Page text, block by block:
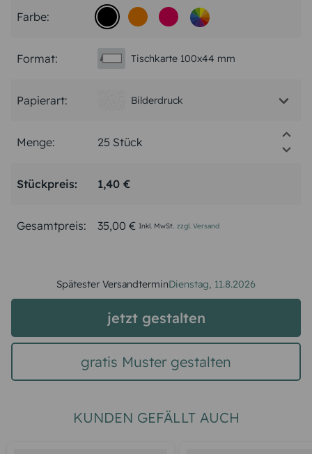
Farbe:
Format: Tischkarte 100x44 mm
Papierart: Bilderdruck
Menge:
Stückpreis: 1,40 €
Gesamtpreis: 35,00 € Inkl. MwSt. zzgl. Versand
Spätester VersandterminDienstag, 11.8.2026
jetzt gestalten
gratis Muster gestalten
KUNDEN GEFÄLLT AUCH